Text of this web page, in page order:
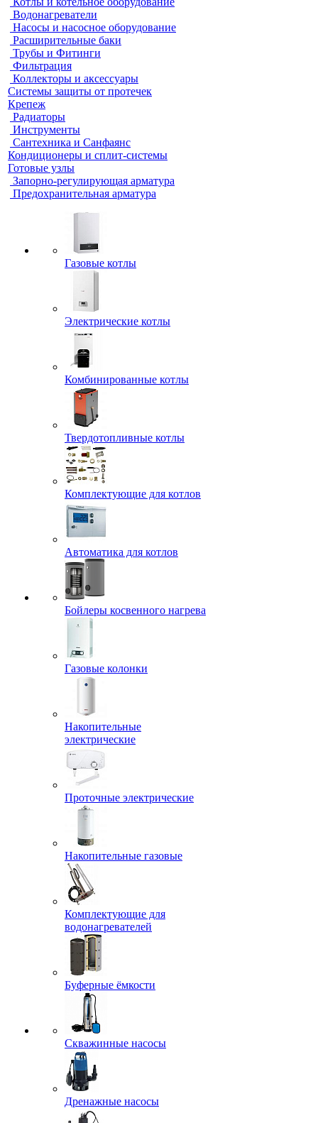
Водонагреватели
Насосы и насосное оборудование
Расширительные баки
Трубы и Фитинги
Фильтрация
Коллекторы и аксессуары
Системы защиты от протечек
Крепеж
Радиаторы
Инструменты
Сантехника и Санфаянс
Кондиционеры и сплит-системы
Готовые узлы
Запорно-регулирующая арматура
Предохранительная арматура
Газовые котлы
Электрические котлы
Комбинированные котлы
Твердотопливные котлы
Комплектующие для котлов
Автоматика для котлов
Бойлеры косвенного нагрева
Газовые колонки
Накопительные
электрические
Проточные электрические
Накопительные газовые
Комплектующие для
водонагревателей
Буферные ёмкости
Скважинные насосы
Дренажные насосы